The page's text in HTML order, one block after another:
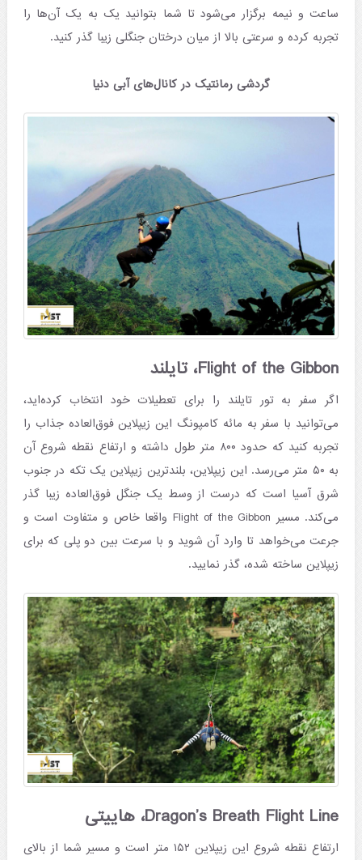
ساعت و نیمه برگزار می‌شود تا شما بتوانید یک به یک آن‌ها را
تجربه کرده و سرعتی بالا از میان درختان جنگلی زیبا گذر کنید.
گردشی رمانتیک در کانال‌های آبی دنیا
Flight of the Gibbon، تایلند
اگر سفر به تور تایلند را برای تعطیلات خود انتخاب کرده‌اید،
می‌توانید با سفر به مائه کامپونگ این زیپلاین فوق‌العاده جذاب را
تجربه کنید که حدود ۸۰۰ متر طول داشته و ارتفاع نقطه شروع آن
به ۵۰ متر می‌رسد. این زیپلاین، بلندترین زیپلاین یک تکه در جنوب
شرق آسیا است که درست از وسط یک جنگل فوق‌العاده زیبا گذر
می‌کند. مسیر Flight of the Gibbon واقعا خاص و متفاوت است و
جرعت می‌خواهد تا وارد آن شوید و با سرعت بین دو پلی که برای
زیپلاین ساخته شده، گذر نمایید.
Dragon’s Breath Flight Line، هاییتی
ارتفاع نقطه شروع این زیپلاین ۱۵۲ متر است و مسیر شما از بالای